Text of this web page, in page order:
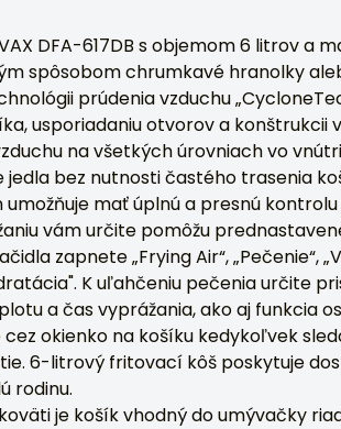
DFA-617DB s objemom 6 litrov a
spôsobom chrumkavé hranolky
prúdenia vzduchu
usporiadaniu otvorov a
na všetkých úrovniach vo
bez nutnosti častého trasenia
mať úplnú a presnú
vám určite pomôžu
zapnete „Frying Air“, „Pečenie“,
K uľahčeniu pečenia určite
a čas vyprážania, ako aj funkcia
okienko na košíku kedykoľvek
6-litrový fritovací kôš poskytuje
rodinu.
je košík vhodný do umývačky